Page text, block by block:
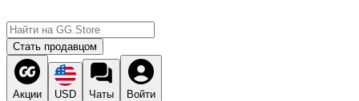
Стать продавцом
Акции USD Чаты Войти